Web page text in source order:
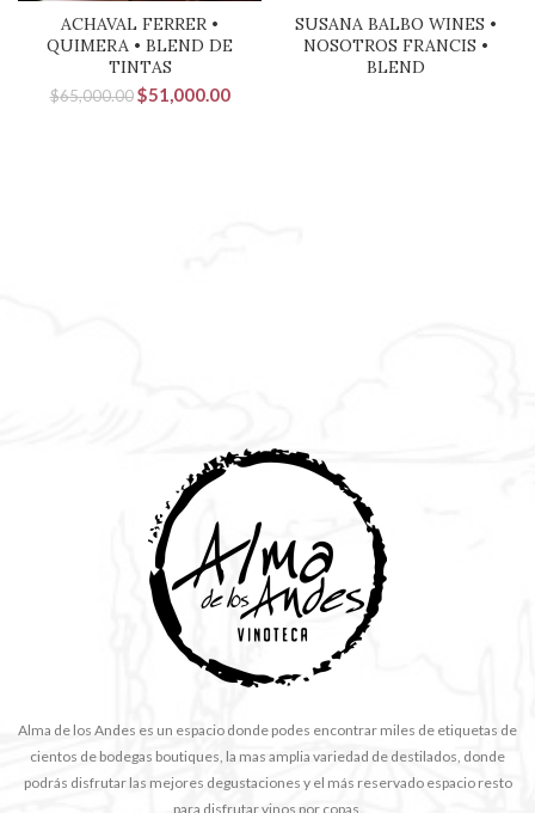
ACHAVAL FERRER •
QUIMERA • BLEND DE
TINTAS
$65,000.00 El
$51,000.00El
SUSANA BALBO WINES •
NOSOTROS FRANCIS •
BLEND
Alma de los Andes es un espacio donde podes encontrar miles de etiquetas de
cientos de bodegas boutiques, la mas amplia variedad de destilados, donde
podrás disfrutar las mejores degustaciones y el más reservado espacio resto
para disfrutar vinos por copas.